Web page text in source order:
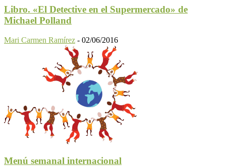
Libro. «El Detective en el Supermercado» de
Michael Polland
Mari Carmen Ramírez - 02/06/2016
Menú semanal internacional